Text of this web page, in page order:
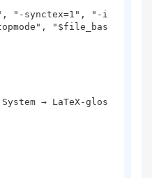
"$file_bas